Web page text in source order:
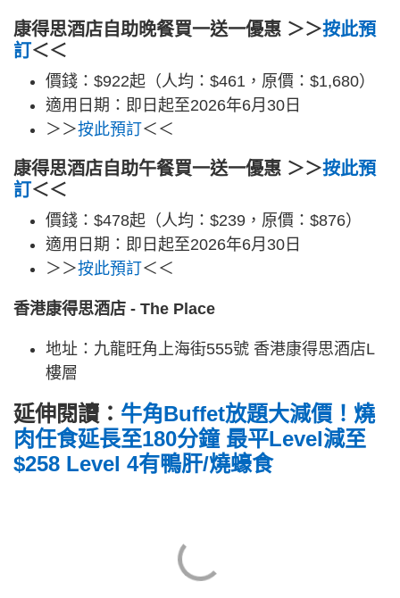
康得思酒店自助晚餐買一送一優惠 ＞＞按此預
訂＜＜
價錢：$922起（人均：$461，原價：$1,680）
適用日期：即日起至2026年6月30日
＞＞按此預訂＜＜
康得思酒店自助午餐買一送一優惠 ＞＞按此預
訂＜＜
價錢：$478起（人均：$239，原價：$876）
適用日期：即日起至2026年6月30日
＞＞按此預訂＜＜
香港康得思酒店 - The Place
地址：九龍旺角上海街555號 香港康得思酒店L
樓層
延伸閱讀： 牛角Buffet放題大減價！燒
肉任食延長至180分鐘 最平Level減至
$258 Level 4有鴨肝/燒蠔食